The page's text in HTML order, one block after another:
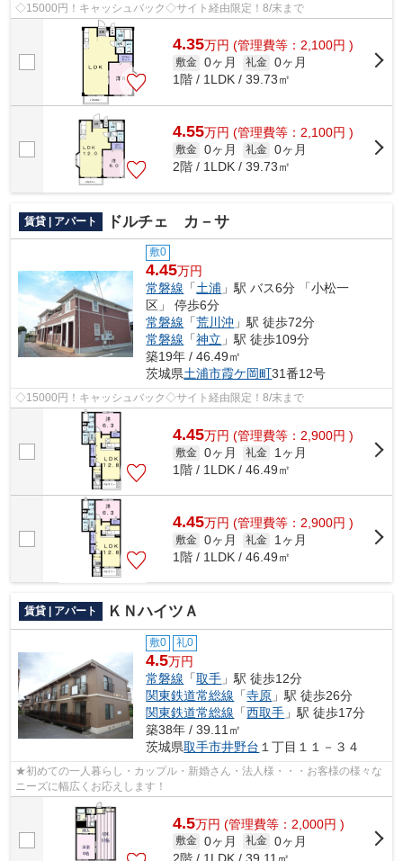
◇15000円！キャッシュバック◇サイト経由限定！8/末まで
4.35万円 (管理費等：2,100円 )
敷金 0ヶ月 礼金 0ヶ月
1階 / 1LDK / 39.73㎡
4.55万円 (管理費等：2,100円 )
敷金 0ヶ月 礼金 0ヶ月
2階 / 1LDK / 39.73㎡
賃貸 | アパート ドルチェ カ－サ
敷0
4.45万円
常磐線 「土浦 」駅 バス6分 「小松一
区」 停歩6分
常磐線 「荒川沖 」駅 徒歩72分
常磐線 「神立 」駅 徒歩109分
築19年 / 46.49㎡
茨城県土浦市霞ケ岡町31番12号
◇15000円！キャッシュバック◇サイト経由限定！8/末まで
4.45万円 (管理費等：2,900円 )
敷金 0ヶ月 礼金
1ヶ月
1階 / 1LDK / 46.49㎡
4.45万円 (管理費等：2,900円 )
敷金 0ヶ月 礼金
1ヶ月
1階 / 1LDK / 46.49㎡
賃貸 | アパート ＫＮハイツＡ
敷0 礼0
4.5万円
常磐線 「取手 」駅 徒歩12分
関東鉄道常総線 「寺原 」駅 徒歩26分
関東鉄道常総線 「西取手 」駅 徒歩17分
築38年 / 39.11㎡
茨城県取手市井野台 １丁目１１－３４
★初めての一人暮らし・カップル・新婚さん・法人様・・・お客様の様々な
ニーズに幅広くお応えします！
4.5万円 (管理費等：2,000円 )
敷金 0ヶ月 礼金 0ヶ月
2階 / 1LDK / 39.11㎡